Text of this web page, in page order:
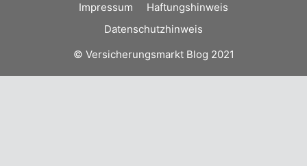
Impressum
Haftungshinweis
Datenschutzhinweis
© Versicherungsmarkt Blog 2021